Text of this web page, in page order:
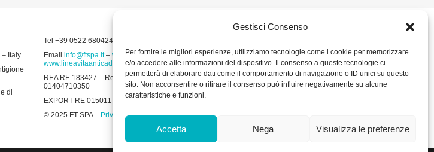
Gestisci Consenso
Per fornire le migliori esperienze, utilizziamo tecnologie come i cookie per memorizzare
e/o accedere alle informazioni del dispositivo. Il consenso a queste tecnologie ci
permetterà di elaborare dati come il comportamento di navigazione o ID unici su questo
sito. Non acconsentire o ritirare il consenso può influire negativamente su alcune
caratteristiche e funzioni.
Accetta Nega Visualizza le preferenze
– Italy
di
Tel +39 0522 680424 – Fax +39 0522 680386
Email info@ftspa.it– www.ftspa.it–
www.lineavitaanticaduta.it
REA RE 183427 – Reg. Imp. RE 19643 – P. IVA IT
01404710350
EXPORT RE 015011 Cap. Soc € 300.000 int. Vers.
© 2025 FT SPA – Privacy Policy–Cookie Policy
ORARIO DI UFFICIO:
Dal Lunedì al Venerdì: 8.00/12.30 - 13.30/17.30
RICEVIMENTO MERCI: